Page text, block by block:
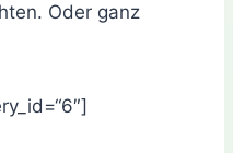
Oder ganz